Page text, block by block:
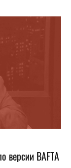
версии BAFTA